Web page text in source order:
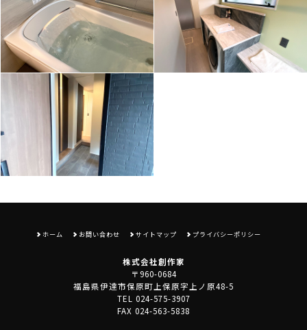
ホーム お問い合わせ サイトマップ プライバシーポリシー
株式会社創作家
〒960-0684
福島県伊達市保原町上保原字上ノ原48-5
TEL 024-575-3907
FAX 024-563-5838